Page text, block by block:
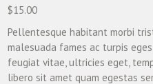
$15.00
Pellentesque habitant morbi
malesuada fames ac turpis
feugiat vitae, ultricies eget,
libero sit amet quam egestas